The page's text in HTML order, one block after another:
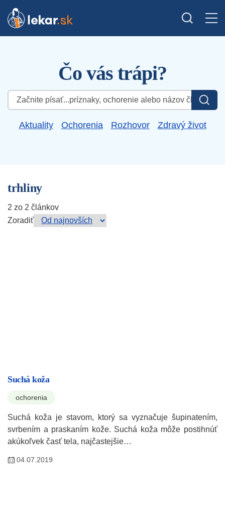
Čo vás trápi?
Hľadať:
Aktuality Ochorenia Rozhovor Zdravý život
trhliny
2 zo 2 článkov
Zoradiť
Suchá koža
ochorenia
Suchá koža je stavom, ktorý sa vyznačuje šupinatením,
svrbením a praskaním kože. Suchá koža môže postihnúť
akúkoľvek časť tela, najčastejšie…
04.07.2019